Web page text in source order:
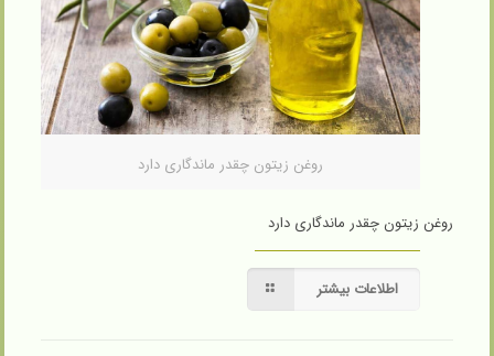
روغن زیتون چقدر ماندگاری دارد
روغن زیتون چقدر ماندگاری دارد
اطلاعات بیشتر